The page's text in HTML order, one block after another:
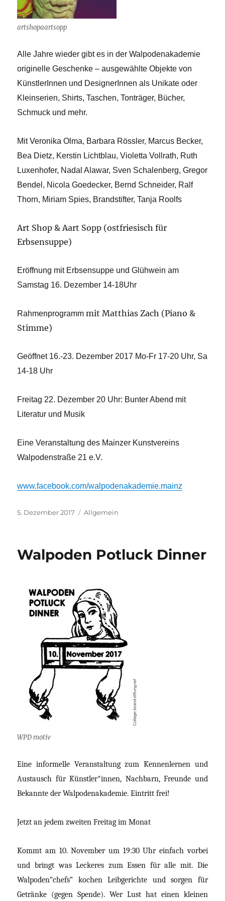
artshopaartsopp
Alle Jahre wieder gibt es in der Walpodenakademie
originelle Geschenke – ausgewählte Objekte von
KünstlerInnen und DesignerInnen als Unikate oder
Kleinserien, Shirts, Taschen, Tonträger, Bücher,
Schmuck und mehr.
Mit Veronika Olma, Barbara Rössler, Marcus Becker,
Bea Dietz, Kerstin Lichtblau, Violetta Vollrath, Ruth
Luxenhofer, Nadal Alawar, Sven Schalenberg, Gregor
Bendel, Nicola Goedecker, Bernd Schneider, Ralf
Thorn, Miriam Spies, Brandstifter, Tanja Roolfs
Art Shop & Aart Sopp (ostfriesisch für
Erbsensuppe)
Eröffnung mit Erbsensuppe und Glühwein am
Samstag 16. Dezember 14-18Uhr
Rahmenprogrammmit Matthias Zach (Piano &
Stimme)
Geöffnet 16.-23. Dezember 2017 Mo-Fr 17-20 Uhr, Sa
14-18 Uhr
Freitag 22. Dezember 20 Uhr: Bunter Abend mit
Literatur und Musik
Eine Veranstaltung des Mainzer Kunstvereins
Walpodenstraße 21 e.V.
www.facebook.com/walpodenakademie.mainz
Veröffentlicht
5. Dezember 2017 Kategorien
Allgemein
Walpoden Potluck Dinner
WPD motiv
Eine informelle Veranstaltung zum Kennenlernen und
Austausch für Künstler*innen, Nachbarn, Freunde und
Bekannte der Walpodenakademie. Eintritt frei!
Jetzt an jedem zweiten Freitag im Monat
Kommt am 10. November um 19:30 Uhr einfach vorbei
und bringt was Leckeres zum Essen für alle mit. Die
Walpoden“chefs“ kochen Leibgerichte und sorgen für
Getränke (gegen Spende). Wer Lust hat einen kleinen